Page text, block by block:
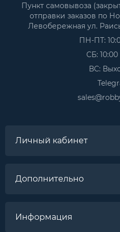
Пункт самовывоза
отправки заказов по
Левобережная ул.
ПН-ПТ:
СБ: 10:00
ВС:
Личный кабинет
Дополнительно
Информация